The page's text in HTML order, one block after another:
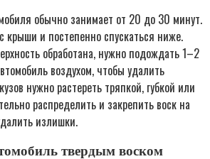
обычно занимает от 20 до 30 минут.
крыши и постепенно спускаться ниже.
обработана, нужно подождать 1–2
воздухом, чтобы удалить
нужно растереть тряпкой, губкой или
распределить и закрепить воск на
излишки.
твердым воском